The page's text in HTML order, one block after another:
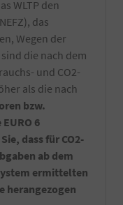
WLTP den
das
Wegen der
die nach dem
und CO2-
als die nach
bzw.
6
dass für CO2-
ab dem
ermittelten
herangezogen